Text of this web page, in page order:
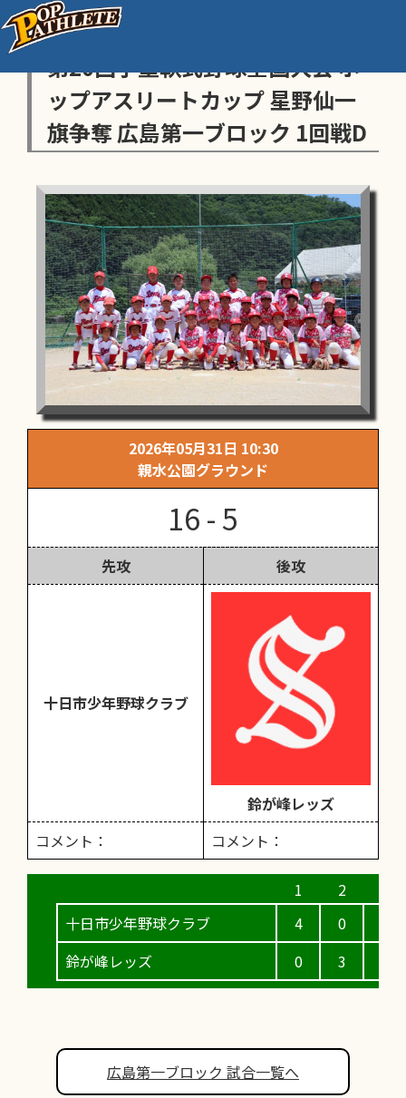
センス・トラストトーナメント
第20回学童軟式野球全国大会 ポ
ップアスリートカップ 星野仙一
旗争奪 広島第一ブロック 1回戦D
2026年05月31日 10:30
親水公園グラウンド
16 - 5
先攻 後攻
十日市少年野球クラブ
鈴が峰レッズ
コメント：
コメント：
十日市少年野球クラブ
鈴が峰レッズ
4
0
0
3
広島第一ブロック 試合一覧へ